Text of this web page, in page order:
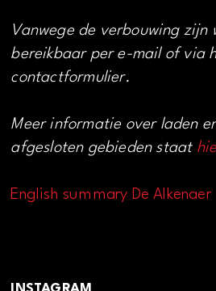
Vanwege de verbouwing zijn
bereikbaar per e-mail of via
contactformulier.
Meer informatie over laden
afgesloten gebieden staat
English summary De Alkenaer